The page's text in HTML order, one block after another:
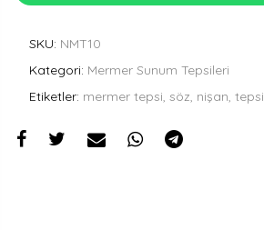
SKU: NMT10
Kategori: Mermer Sunum Tepsileri
Etiketler: mermer tepsi, söz, nişan, tepsi